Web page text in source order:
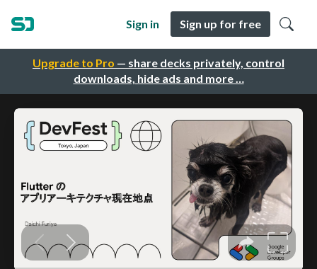
Upgrade to Pro — share decks privately, control
downloads, hide ads and more …
Sign in Sign up for free